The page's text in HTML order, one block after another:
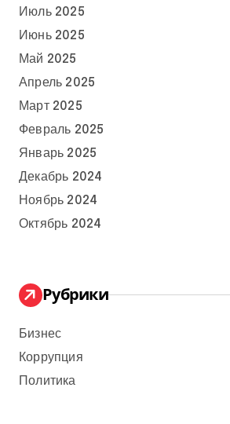
Июль 2025
Июнь 2025
Май 2025
Апрель 2025
Март 2025
Февраль 2025
Январь 2025
Декабрь 2024
Ноябрь 2024
Октябрь 2024
Рубрики
Бизнес
Коррупция
Политика